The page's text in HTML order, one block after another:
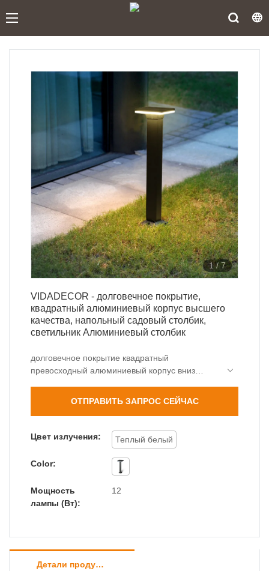
1/7
VIDADECOR - долговечное покрытие,
квадратный алюминиевый корпус высшего
качества, напольный садовый столбик,
светильник Алюминиевый столбик
долговечное покрытие квадратный
превосходный алюминиевый корпус вниз
различные технологии в производстве.
рыночной конкуренции и лучше реагировать на
постоянно меняющиеся рыночные изменения.
Доступны индивидуальные услуги.
ОТПРАВИТЬ ЗАПРОС СЕЙЧАС
Цвет излучения: Теплый белый
Color:
Мощность
лампы (Вт):
12
Детали продуктов